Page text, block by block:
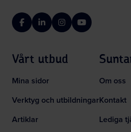
FacebookLinkedInInstagramYouTube
Vårt utbud
Mina sidor
Verktyg och utbildningar
Artiklar
Om oss
Kontakt
Lediga